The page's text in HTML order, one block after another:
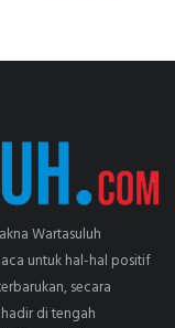
Wartasuluh
untuk hal-hal positif
secara
di tengah